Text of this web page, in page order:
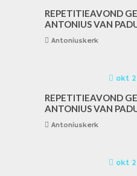
REPETITIEAVOND
ANTONIUS VAN
Antoniuskerk
okt
REPETITIEAVOND
ANTONIUS VAN
Antoniuskerk
okt